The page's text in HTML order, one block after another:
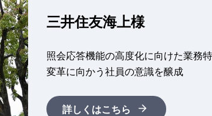
三井住友海上様
照会応答機能の高度化に向けた業務
変革に向かう社員の意識を醸成
詳しくはこちら